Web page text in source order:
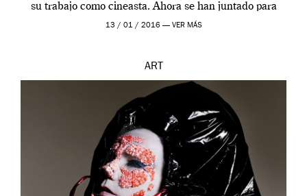
su trabajo como cineasta. Ahora se han juntado para
contarnos una […]
13 / 01 / 2016 — VER MÁS
ART